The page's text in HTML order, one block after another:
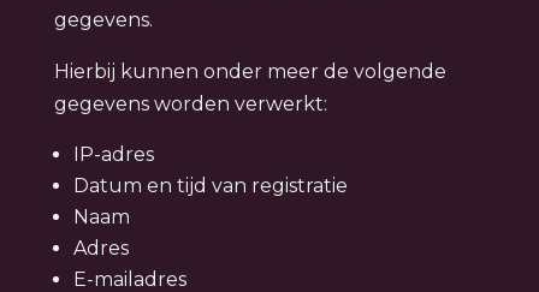
gegevens.
Hierbij kunnen onder meer de volgende
gegevens worden verwerkt:
IP-adres
Datum en tijd van registratie
Naam
Adres
E-mailadres